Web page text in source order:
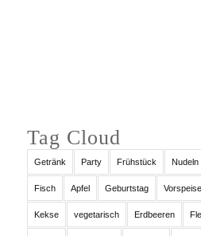
Tag Cloud
Getränk Party Frühstück Nudeln
Fisch Apfel Geburtstag Vorspeise
Kekse vegetarisch Erdbeeren